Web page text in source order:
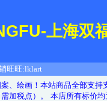
上海双
、绘画！本站商品全部支
加税点）。 本店所有标价